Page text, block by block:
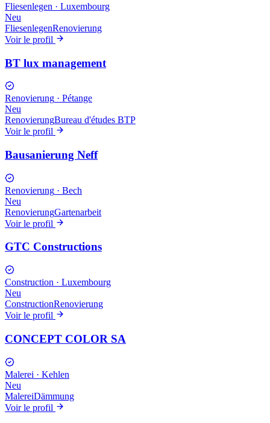
Fliesenlegen · Luxembourg
Neu
FliesenlegenRenovierung
Voir le profil
BT lux management
Renovierung · Pétange
Neu
RenovierungBureau d'études BTP
Voir le profil
Bausanierung Neff
Renovierung · Bech
Neu
RenovierungGartenarbeit
Voir le profil
GTC Constructions
Construction · Luxembourg
Neu
ConstructionRenovierung
Voir le profil
CONCEPT COLOR SA
Malerei · Kehlen
Neu
MalereiDämmung
Voir le profil